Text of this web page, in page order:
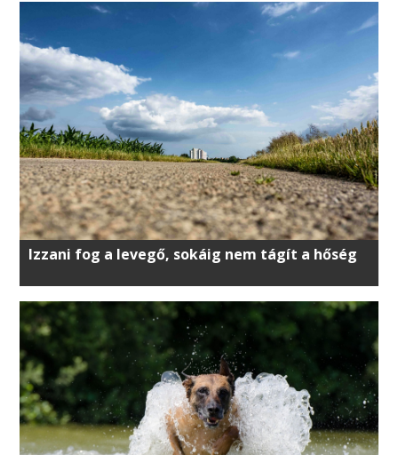
Izzani fog a levegő, sokáig nem tágít a hőség